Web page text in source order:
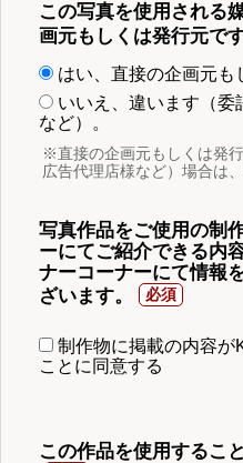
この写真を使用される
画元もしくは発行元で
はい、直接の企画元も
いいえ、違います（委
など）。
※直接の企画元もしくは発
広告代理店様など）場合は
写真作品をご使用の制
ーにてご紹介できる内
ナーコーナーにて情報
ざいます。
制作物に掲載の内容が
ことに同意する
この作品を使用するこ